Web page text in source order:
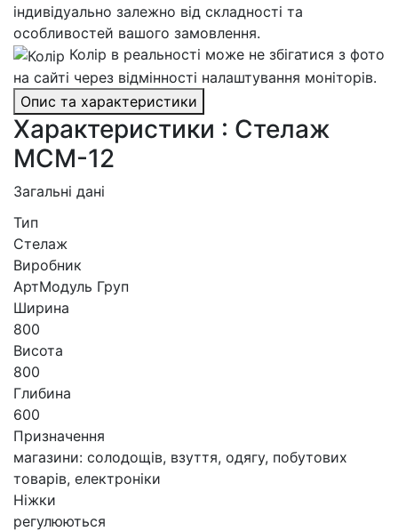
індивідуально залежно від складності та
особливостей вашого замовлення.
Колір в реальності може не збігатися з фото
на сайті через відмінності налаштування моніторів.
Опис та характеристики
Характеристики : Стелаж
МСМ-12
Загальні дані
Тип
Стелаж
Виробник
АртМодуль Груп
Ширина
800
Висота
800
Глибина
600
Призначення
магазини: солодощів, взуття, одягу, побутових
товарів, електроніки
Ніжки
регулюються